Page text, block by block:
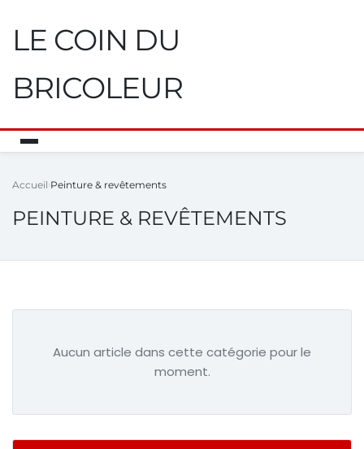
LE COIN DU
BRICOLEUR
Accueil Peinture & revêtements
PEINTURE & REVÊTEMENTS
Aucun article dans cette catégorie pour le
moment.